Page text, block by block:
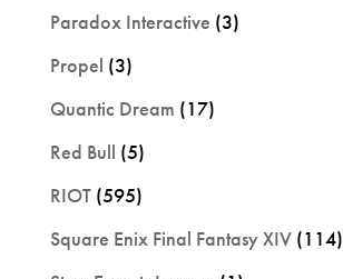
Paradox Interactive (3)
Propel (3)
Quantic Dream (17)
Red Bull (5)
RIOT(595)
Square Enix Final Fantasy XIV(114)